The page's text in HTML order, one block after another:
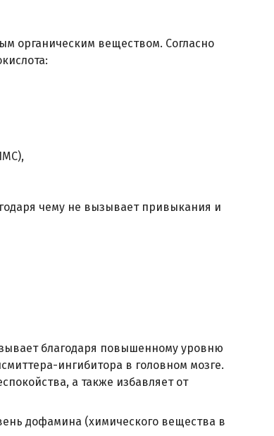
органическим веществом. Согласно
чему не вызывает привыкания и
благодаря повышенному уровню
ингибитора в головном мозге.
а также избавляет от
дофамина (химического вещества в